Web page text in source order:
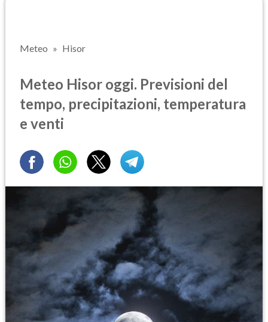
Meteo Hisor
Meteo Hisor oggi. Previsioni del
tempo, precipitazioni, temperatura
e venti